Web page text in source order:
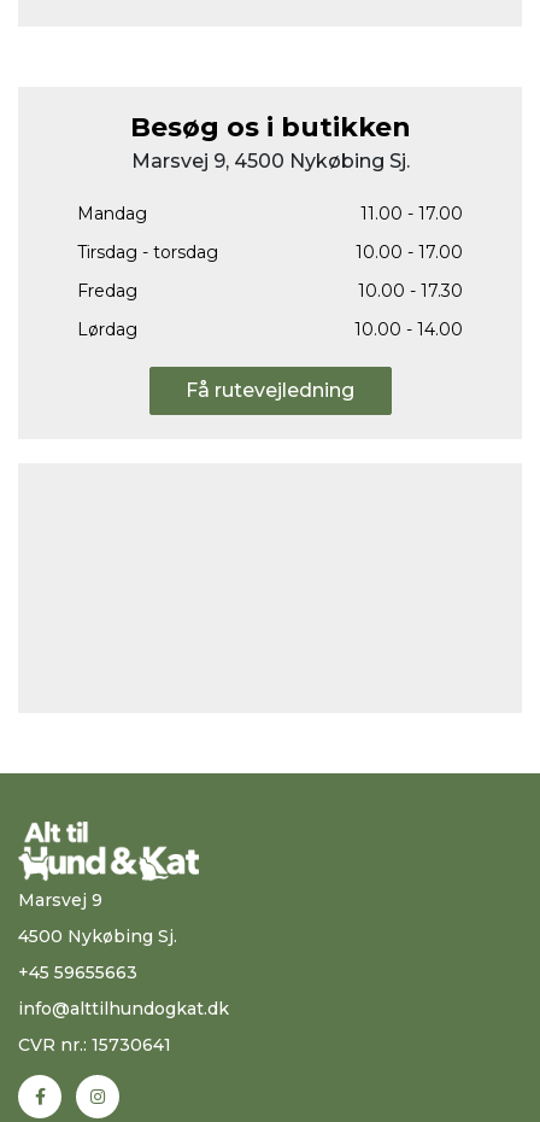
Besøg os i butikken
Marsvej 9, 4500 Nykøbing Sj.
Mandag
11.00 - 17.00
Tirsdag - torsdag
10.00 - 17.00
Fredag
10.00 - 17.30
Lørdag
10.00 - 14.00
Få rutevejledning
Marsvej 9
4500 Nykøbing Sj.
+45 59655663
info@alttilhundogkat.dk
CVR nr.: 15730641